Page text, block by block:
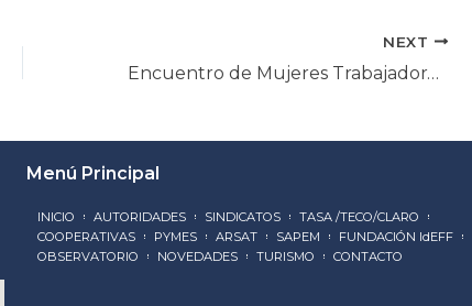
NEXT
Encuentro de Mujeres Trabajadoras Organizadas en la CGT Nacional
Menú Principal
INICIO AUTORIDADES SINDICATOS
TASA /TECO/CLARO
COOPERATIVAS
PYMES ARSAT SAPEM
FUNDACIÓN IdEFF
OBSERVATORIO
NOVEDADES TURISMO CONTACTO